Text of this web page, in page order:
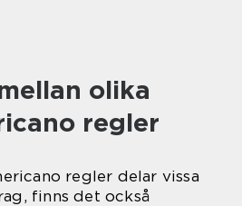
olika
regler
regler delar vissa
finns det också